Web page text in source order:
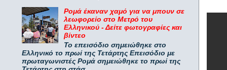
Ρομά έκαναν χαμό για να μπουν σε
λεωφορείο στο Μετρό του
Ελληνικού - Δείτε φωτογραφίες και
βίντεο
Το επεισόδιο σημειώθηκε στο
Ελληνικό το πρωί της Τετάρτης Επεισόδιο με
πρωταγωνιστές Ρομά σημειώθηκε το πρωί της